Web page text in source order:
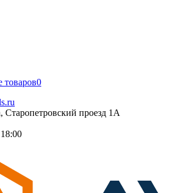
товаров0
Старопетровский проезд 1А